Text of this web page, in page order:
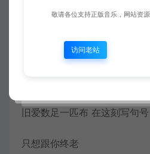
就算坏 我也不忍心 偷偷作怪
没有根的野草 飘忽的命途
旧爱数足一匹布 在这刻写句号
只想跟你终老
敬请各位支持正版音乐，网站资
访问老站